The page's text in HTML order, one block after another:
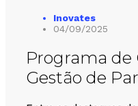
Inovates
04/09/2025
Programa de
Gestão de